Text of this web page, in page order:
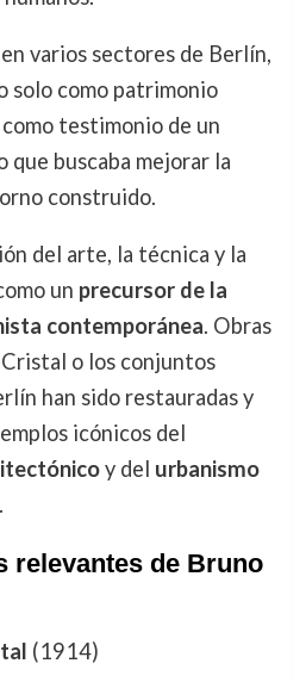
varios sectores de Berlín,
solo como patrimonio
testimonio de un
buscaba mejorar la
construido.
del arte, la técnica y la
un precursor de la
contemporánea. Obras
o los conjuntos
han sido restauradas y
icónicos del
y del urbanismo
relevantes de Bruno
(1914)